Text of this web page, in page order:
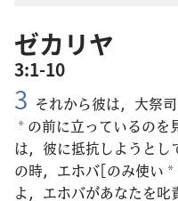
の
書
名
ゼカリヤ
3:1-10
3 それから彼は， 大祭司
* の前に立っているのを
は， 彼に抵抗しようとし
の時，エホバ[のみ使い *
よ，エホバがあなたを叱